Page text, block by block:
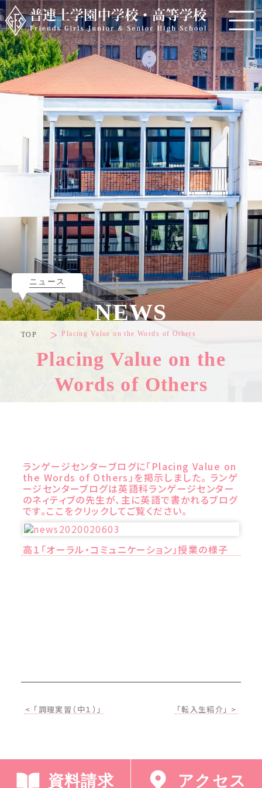
資料請求 アクセス
TOP Placing Value on the Words of Others
Placing Value on the
Words of Others
NEWS
ニュース
ランゲージセンターブログに「Placing Value on
the Words of Others」を掲示しました。 ランゲ
ージセンターブログは英語科ランゲージセンター
のネィティブの先生が、主に英語で書かれるブログ
です。ここをクリックしてご覧ください。
高１「オーラル・コミュニケーション」授業の様子
< 「調理実習（中１）」 「転入生紹介」 >